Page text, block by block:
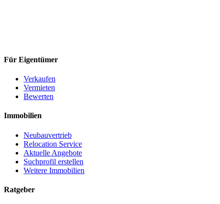
Für Eigentümer
Verkaufen
Vermieten
Bewerten
Immobilien
Neubauvertrieb
Relocation Service
Aktuelle Angebote
Suchprofil erstellen
Weitere Immobilien
Ratgeber